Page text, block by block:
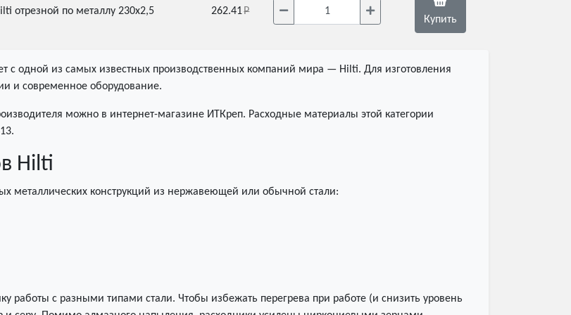
отрезной по металлу 230х2,5 262.41
Купить
с одной из самых известных производственных компаний мира — Hilti. Для изготовления
и современное оборудование.
можно в интернет-магазине ИТКреп. Расходные материалы этой категории
Hilti
металлических конструкций из нержавеющей или обычной стали:
работы с разными типами стали. Чтобы избежать перегрева при работе (и снизить уровень